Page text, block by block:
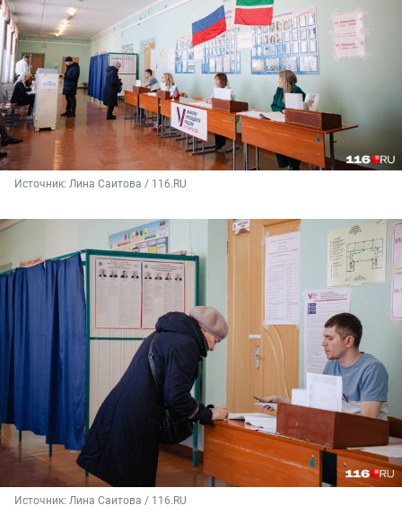
Источник: Лина Саитова / 116.RU
Источник: Лина Саитова / 116.RU